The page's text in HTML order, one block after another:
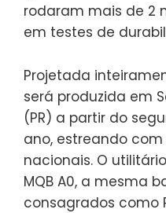
rodaram mais de 2
em testes de
Projetada
será produzida em
(PR) a partir do
ano, estreando
nacionais. O
MQB A0, a mesma
consagrados como